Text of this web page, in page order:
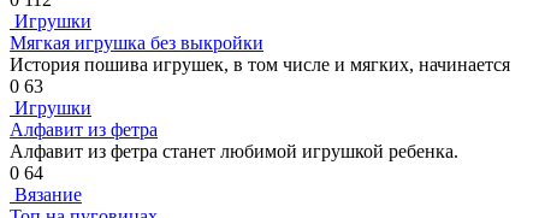
Игрушки
Мягкая игрушка без выкройки
История пошива игрушек, в том числе и мягких, начинается
0 63
Игрушки
Алфавит из фетра
Алфавит из фетра станет любимой игрушкой ребенка.
0 64
Вязание